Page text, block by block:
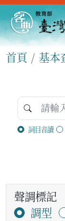
首頁 基本
詞目音讀
聲調標記
調型